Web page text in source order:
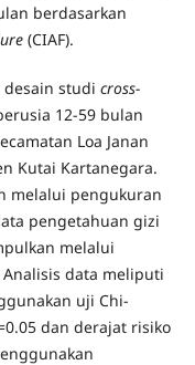
berdasarkan
(CIAF).
studi cross-
12-59 bulan
Loa Janan
Kutai Kartanegara.
melalui pengukuran
pengetahuan gizi
melalui
data meliputi
uji Chi-
dan derajat risiko